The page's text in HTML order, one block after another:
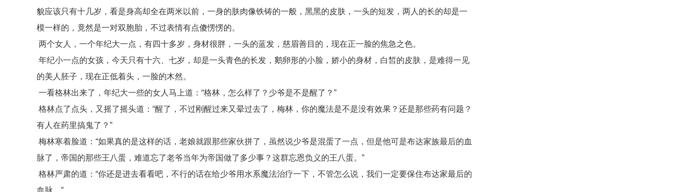
貌应该只有十几岁，看是身高却全在两米以前，一身的肤肉像铁铸的一般，黑黑的皮肤，一头的短发，两人的长的却是一
模一样的，竟然是一对双胞胎，不过表情有点傻愣愣的。
两个女人，一个年纪大一点，有四十多岁，身材很胖，一头的蓝发，慈眉善目的，现在正一脸的焦急之色。
年纪小一点的女孩，今天只有十六、七岁，却是一头青色的长发，鹅卵形的小脸，娇小的身材，白皙的皮肤，是难得一见
的美人胚子，现在正低着头，一脸的木然。
一看格林出来了，年纪大一些的女人马上道：“格林，怎么样了？少爷是不是醒了？”
格林点了点头，又摇了摇头道：“醒了，不过刚醒过来又晕过去了，梅林，你的魔法是不是没有效果？还是那些药有问题？
有人在药里搞鬼了？”
梅林寒着脸道：“如果真的是这样的话，老娘就跟那些家伙拼了，虽然说少爷是混蛋了一点，但是他可是布达家族最后的血
脉了，帝国的那些王八蛋，难道忘了老爷当年为帝国做了多少事？这群忘恩负义的王八蛋。”
格林严肃的道：“你还是进去看看吧，不行的话在给少爷用水系魔法治疗一下，不管怎么说，我们一定要保住布达家最后的
血脉。”